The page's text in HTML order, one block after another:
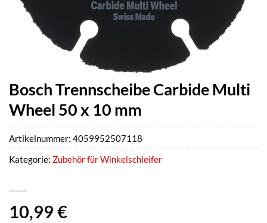
Bosch Trennscheibe Carbide Multi
Wheel 50 x 10 mm
10,99 €
Artikelnummer: 4059952507118
Kategorie: Zubehör für Winkelschleifer